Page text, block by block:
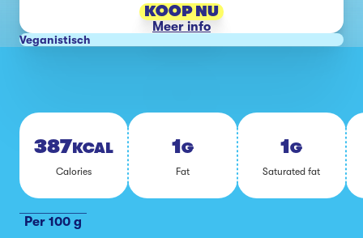
KOOP NU
Meer info
Veganistisch
387 KCAL
Ca­lo­ries
1G
Fat
1G
Sa­tu­ra­ted fat
Per 100 g